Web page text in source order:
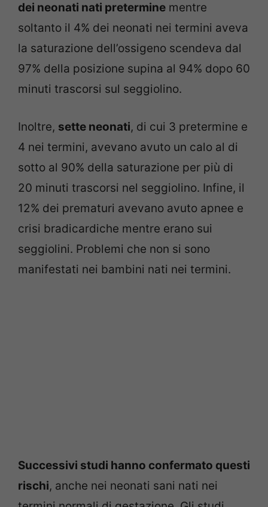
dei neonati nati pretermine mentre
soltanto il 4% dei neonati nei termini aveva
la saturazione dell’ossigeno scendeva dal
97% della posizione supina al 94% dopo 60
minuti trascorsi sul seggiolino.
Inoltre, sette neonati, di cui 3 pretermine e
4 nei termini, avevano avuto un calo al di
sotto al 90% della saturazione per più di
20 minuti trascorsi nel seggiolino. Infine, il
12% dei prematuri avevano avuto apnee e
crisi bradicardiche mentre erano sui
seggiolini. Problemi che non si sono
manifestati nei bambini nati nei termini.
Successivi studi hanno confermato questi
rischi, anche nei neonati sani nati nei